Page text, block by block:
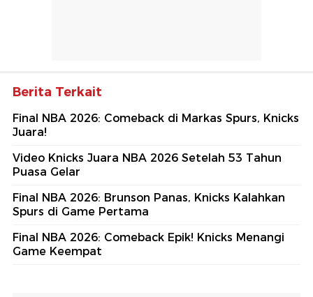
Berita Terkait
Final NBA 2026: Comeback di Markas Spurs, Knicks
Juara!
Video Knicks Juara NBA 2026 Setelah 53 Tahun
Puasa Gelar
Final NBA 2026: Brunson Panas, Knicks Kalahkan
Spurs di Game Pertama
Final NBA 2026: Comeback Epik! Knicks Menangi
Game Keempat